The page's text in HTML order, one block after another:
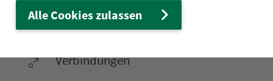
ter­neh­men. 1.100 Linien. Eine Fahr­kar­te.
Ver­bin­dungen
Alle Cookies zulassen